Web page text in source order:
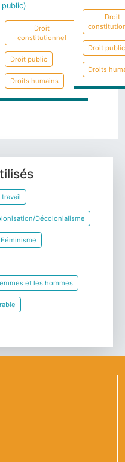
public)
Droit
constitutionnel
Droit public
Droits humains
Droit
Droit public
Droits
et
commerce
Marché de l'art
Droit administratif
Droit international
Décolonialisme
Féminisme
et les hommes